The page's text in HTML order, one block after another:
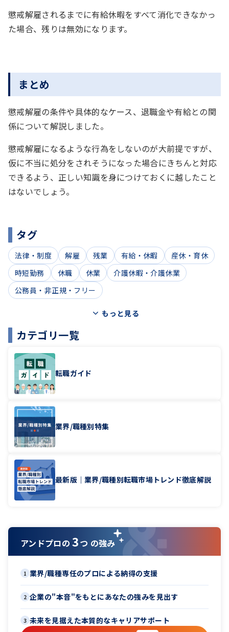
懲戒解雇されるまでに有給休暇をすべて消化できなかっ
た場合、残りは無効になります。
まとめ
懲戒解雇の条件や具体的なケース、退職金や有給との関
係について解説しました。
懲戒解雇になるような行為をしないのが大前提ですが、
仮に不当に処分をされそうになった場合にきちんと対応
できるよう、正しい知識を身につけておくに越したこと
はないでしょう。
タグ
法律・制度 解雇 残業 有給・休暇
産休・育休
時短勤務
休職 休業
介護休暇・介護休業
公務員・非正規・フリー
もっと見る
カテゴリ一覧
転職ガイド
業界/職種別特集
最新版｜業界/職種別転職市場トレンド徹底解説
アンドプロの3つ の強み
1 業界/職種専任のプロによる納得の支援
2 企業の"本音"をもとにあなたの強みを見出す
3 未来を見据えた本質的なキャリアサポート